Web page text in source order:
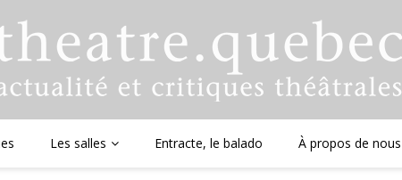
Les salles Entracte, le balado À propos de nous